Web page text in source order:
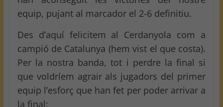
equip, pujant al marcador el 2-6 definitiu.
Des d’aquí felicitem al Cerdanyola com a
campió de Catalunya (hem vist el que costa).
Per la nostra banda, tot i perdre la final si
que voldríem agrair als jugadors del primer
equip l’esforç que han fet per poder arrivar a
la final: